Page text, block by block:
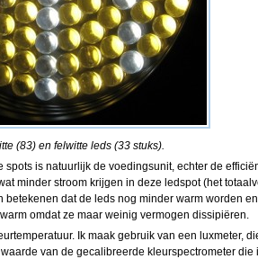
(83) en felwitte leds (33 stuks).
spots is natuurlijk de voedingsunit, echter de
minder stroom krijgen in deze ledspot (het
betekenen dat de leds nog minder warm worden
omdat ze maar weinig vermogen dissipiëren.
Ik maak gebruik van een luxmeter,
van de gecalibreerde kleurspectrometer